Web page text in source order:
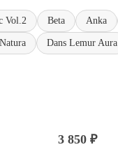
Vol.2 Beta Anka
Natura Dans Lemur Aura
3 850 ₽